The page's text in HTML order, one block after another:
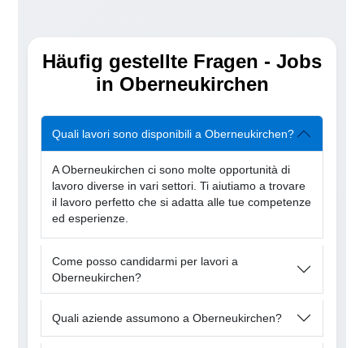
Häufig gestellte Fragen - Jobs
in Oberneukirchen
Quali lavori sono disponibili a Oberneukirchen?
A Oberneukirchen ci sono molte opportunità di
lavoro diverse in vari settori. Ti aiutiamo a trovare
il lavoro perfetto che si adatta alle tue competenze
ed esperienze.
Come posso candidarmi per lavori a
Oberneukirchen?
Quali aziende assumono a Oberneukirchen?